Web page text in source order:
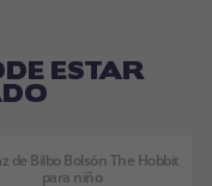
ESTAR
de Bilbo Bolsón The Hobbit
para niño